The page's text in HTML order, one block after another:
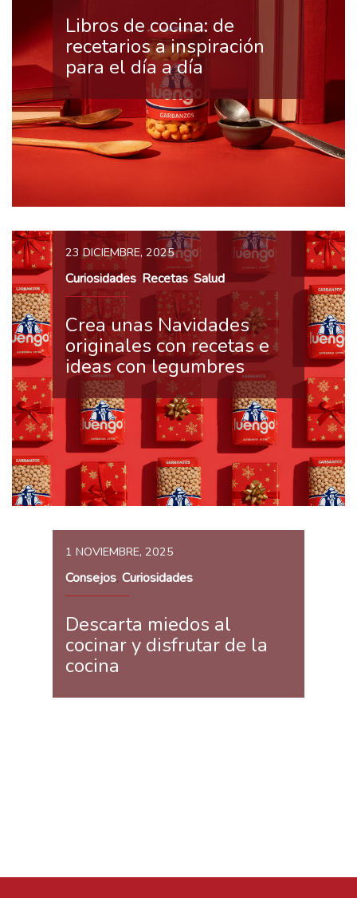
Libros de cocina: de
recetarios a inspiración
para el día a día
23 DICIEMBRE, 2025
Curiosidades, Recetas,Salud
Crea unas Navidades
originales con recetas e
ideas con legumbres
1 NOVIEMBRE, 2025
Consejos, Curiosidades
Descarta miedos al
cocinar y disfrutar de la
cocina